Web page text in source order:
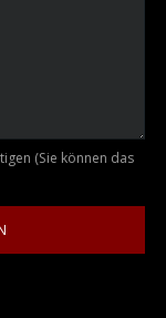
(Sie können das